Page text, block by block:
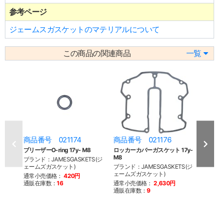
参考ページ
ジェームスガスケットのマテリアルについて
この商品の関連商品 一覧
商品番号 021174
ブリーザーO-ring 17y- M8
ブランド：JAMESGASKETS(ジ
ェームズガスケット)
通常小売価格： 420円
通販在庫数：16
商品番号 021176
ロッカーカバーガスケット 17y-
M8
ブランド：JAMESGASKETS(ジ
ェームズガスケット)
通常小売価格： 2,630円
通販在庫数：9
商
ブラ